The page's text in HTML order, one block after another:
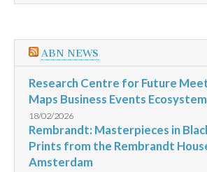
ABN NEWS
Research Centre for Future
Maps Business Events Ecosystem
18/02/2026
Rembrandt: Masterpieces in
Prints from the Rembrandt
Amsterdam